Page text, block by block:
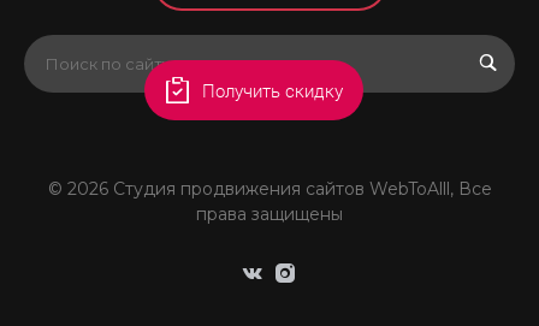
© 2026 Студия продвижения сайтов WebToAlll, Все
права защищены
Получить скидку